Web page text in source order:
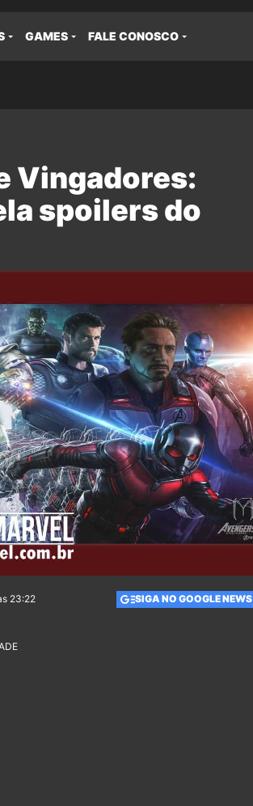
GAMES FALE CONOSCO
Vingadores:
spoilers do
23:22 SIGA NO GOOGLE NEWS